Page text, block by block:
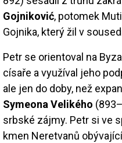
Gojniković, potomek
Gojnika, který žil v
Petr se orientoval na
císaře a využíval jeho
ale jen do doby, než
Symeona Velikého
srbské zájmy. Petr si ve
kmen Neretvanů